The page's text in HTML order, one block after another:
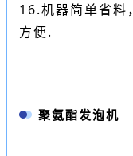
16.机器简单省料
方便.
聚氨酯发泡机